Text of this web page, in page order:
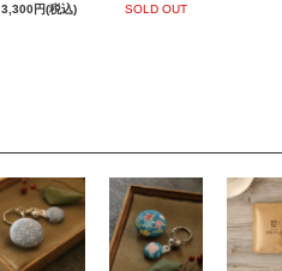
3,300円(税込)
SOLD OUT